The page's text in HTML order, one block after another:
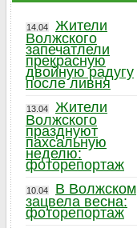
14.04
Жители
Волжского
запечатлели
прекрасную
двойную радугу
после ливня
13.04
Жители
Волжского
празднуют
пахсальную
неделю:
фоторепортаж
10.04
В Волжском
зацвела весна:
фоторепортаж